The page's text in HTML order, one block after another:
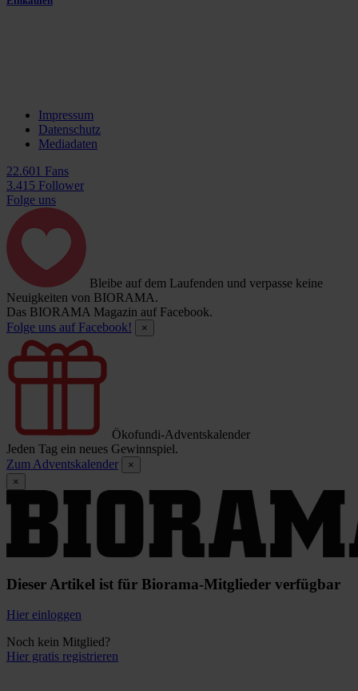
Impressum
Datenschutz
Mediadaten
22.601 Fans
3.415 Follower
Folge uns
Bleibe auf dem Laufenden und verpasse keine
Neuigkeiten von BIORAMA.
Das BIORAMA Magazin auf Facebook.
Folge uns auf Facebook!
×
Ökofundi-Adventskalender
Jeden Tag ein neues Gewinnspiel.
Zum Adventskalender
×
×
Dieser Artikel ist für Biorama-Mitglieder verfügbar
Hier einloggen
Noch kein Mitglied?
Hier gratis registrieren